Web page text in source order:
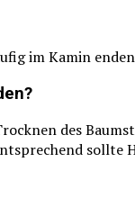
im Kamin
des